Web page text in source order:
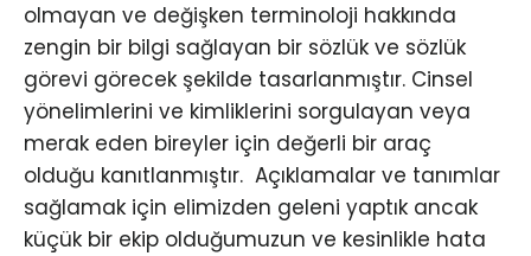
olmayan ve değişken terminoloji hakkında
zengin bir bilgi sağlayan bir sözlük ve sözlük
görevi görecek şekilde tasarlanmıştır. Cinsel
yönelimlerini ve kimliklerini sorgulayan veya
merak eden bireyler için değerli bir araç
olduğu kanıtlanmıştır. ​ Açıklamalar ve tanımlar
sağlamak için elimizden geleni yaptık ancak
küçük bir ekip olduğumuzun ve kesinlikle hata